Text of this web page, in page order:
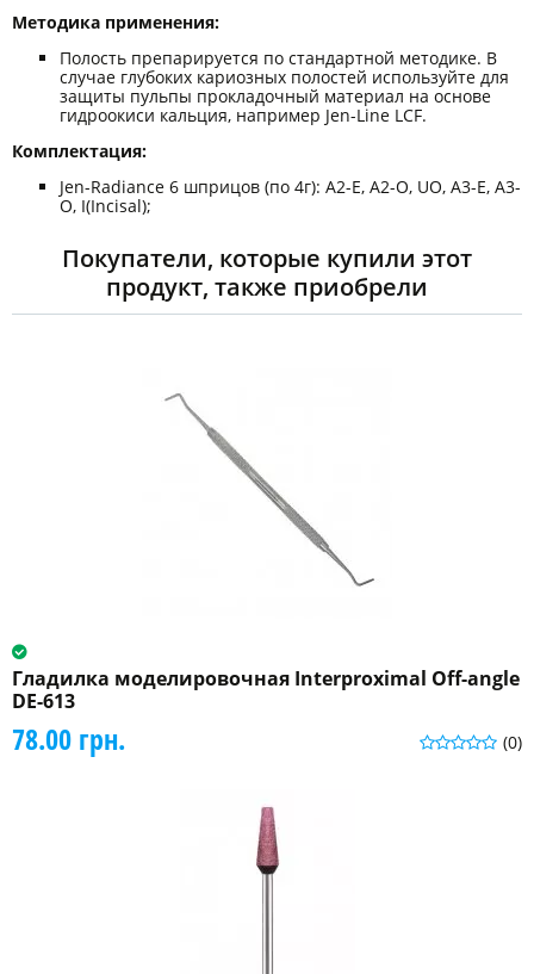
Методика применения:
Полость препарируется по стандартной методике. В
случае глубоких кариозных полостей используйте для
защиты пульпы прокладочный материал на основе
гидроокиси кальция, например Jen-Line LCF.
Комплектация:
Jen-Radiance 6 шприцов (по 4г): A2-E, A2-O, UO, A3-E, A3-
O, I(Incisal);
Покупатели, которые купили этот
продукт, также приобрели
Гладилка моделировочная Interproximal Off-angle
DE-613
(0)
78.00 грн.